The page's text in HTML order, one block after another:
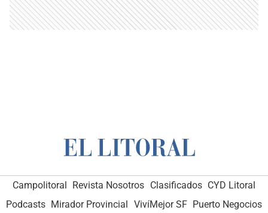
Campolitoral Revista Nosotros Clasificados CYD Litoral
Podcasts Mirador Provincial VivíMejor SF Puerto Negocios